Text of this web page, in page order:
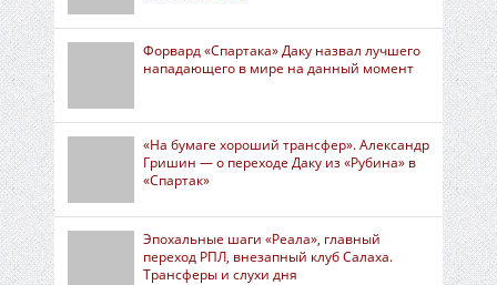
Форвард «Спартака» Даку назвал лучшего
нападающего в мире на данный момент
«На бумаге хороший трансфер». Александр
Гришин — о переходе Даку из «Рубина» в
«Спартак»
Эпохальные шаги «Реала», главный
переход РПЛ, внезапный клуб Салаха.
Трансферы и слухи дня